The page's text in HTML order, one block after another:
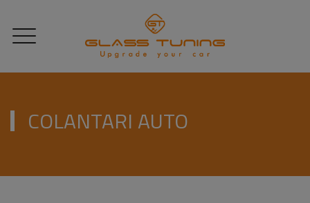
COLANTARI AUTO